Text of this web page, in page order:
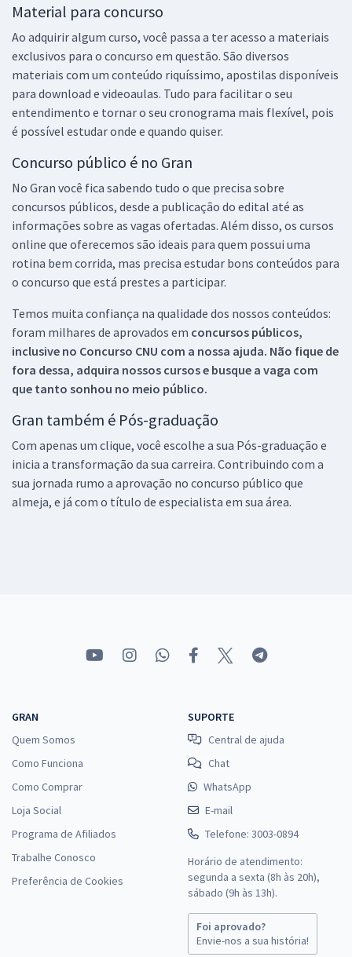
Material para concurso
Ao adquirir algum curso, você passa a ter acesso a materiais
exclusivos para o concurso em questão. São diversos
materiais com um conteúdo riquíssimo, apostilas disponíveis
para download e videoaulas. Tudo para facilitar o seu
entendimento e tornar o seu cronograma mais flexível, pois
é possível estudar onde e quando quiser.
Concurso público é no Gran
No Gran você fica sabendo tudo o que precisa sobre
concursos públicos, desde a publicação do edital até as
informações sobre as vagas ofertadas. Além disso, os cursos
online que oferecemos são ideais para quem possui uma
rotina bem corrida, mas precisa estudar bons conteúdos para
o concurso que está prestes a participar.
Temos muita confiança na qualidade dos nossos conteúdos:
foram milhares de aprovados em concursos públicos,
inclusive no Concurso CNU com a nossa ajuda. Não fique de
fora dessa, adquira nossos cursos e busque a vaga com
que tanto sonhou no meio público.
Gran também é Pós-graduação
Com apenas um clique, você escolhe a sua Pós-graduação e
inicia a transformação da sua carreira. Contribuindo com a
sua jornada rumo a aprovação no concurso público que
almeja, e já com o título de especialista em sua área.
GRAN
Quem Somos
Como Funciona
Como Comprar
Loja Social
Programa de Afiliados
Trabalhe Conosco
Preferência de Cookies
SUPORTE
Central de ajuda
Chat
WhatsApp
E-mail
Telefone: 3003-0894
Horário de atendimento:
segunda a sexta (8h às 20h),
sábado (9h às 13h).
Foi aprovado?
Envie-nos a sua história!